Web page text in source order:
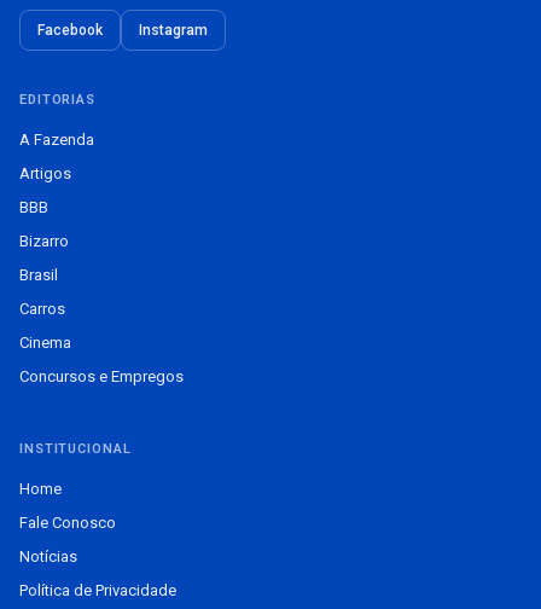
Facebook Instagram
EDITORIAS
A Fazenda
Artigos
BBB
Bizarro
Brasil
Carros
Cinema
Concursos e Empregos
INSTITUCIONAL
Home
Fale Conosco
Notícias
Política de Privacidade